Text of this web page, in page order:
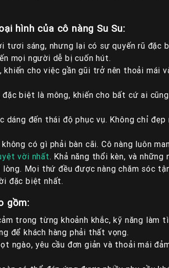
hình của cô nàng Su Su:
tươi sáng, nhưng lại có sự quyến rũ đặc
mọi người dễ bị cuốn hút.
khiến cho việc gần gũi trở nên thoải mái
biệt là mông, khiến cho bất cứ ai
dáng đến thái độ phục vụ. Không chỉ đẹp
có gì phải bàn cãi. Cô nàng luôn
vời nhất. Khả năng thổi kèn, và những
lòng. Mọi thứ đều được nàng chăm sóc
đặc biệt nhất.
gồm:
trong từng khoảnh khắc, kỹ năng làm
để khách hàng phải thất vọng.
ngào, yêu cầu đơn giản và thoải mái